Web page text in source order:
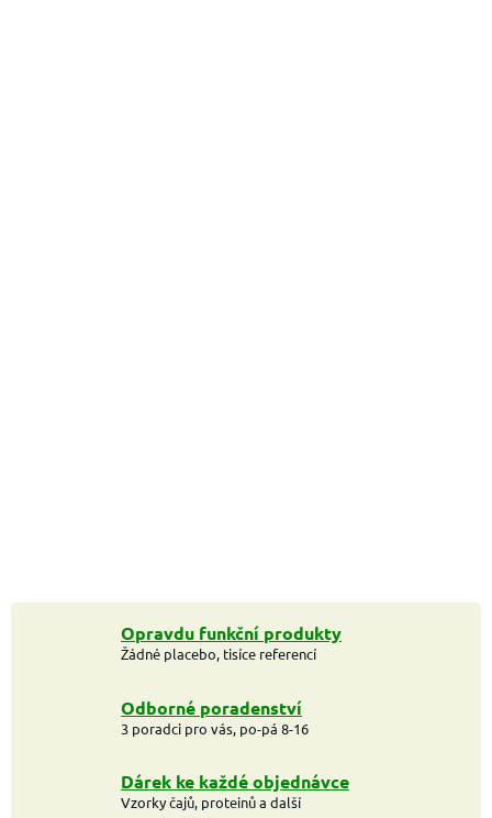
Opravdu funkční produkty
Žádné placebo, tisíce referencí
Odborné poradenství
3 poradci pro vás, po-pá 8-16
Dárek ke každé objednávce
Vzorky čajů, proteinů a další